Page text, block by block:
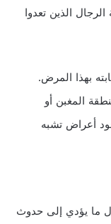
الذين تعدوا
بهذا المرض.
المغبن أو
أعراض تشبه
ما يؤدي إلى حدوث